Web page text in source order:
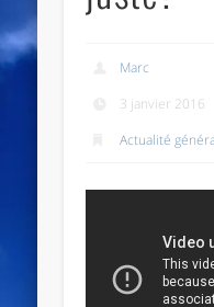
Marc
3 janvier 2016
Actualité